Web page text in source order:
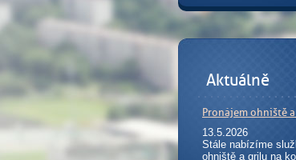
Aktuálně
Pronájem ohniště
13.5.2026
Stále nabízíme
ohniště a grilu na